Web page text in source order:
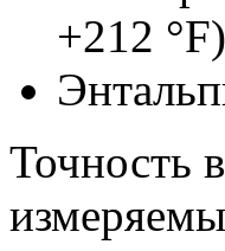
+212 °F)
Точность